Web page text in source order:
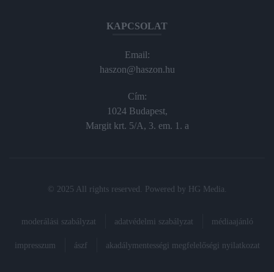
KAPCSOLAT
Email:
haszon@haszon.hu
Cím:
1024 Budapest,
Margit krt. 5/A, 3. em. 1. a
© 2025 All rights reserved. Powered by HG Media
moderálási szabályzat adatvédelmi szabályzat médiaajánló
impresszum ászf akadálymentességi megfelelőségi nyilatkozat